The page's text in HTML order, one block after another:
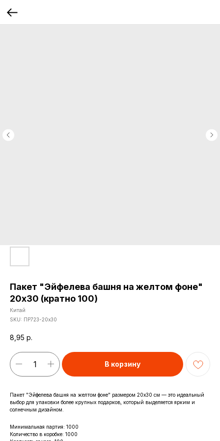
Пакет "Эйфелева башня на желтом фоне"
20х30 (кратно 100)
Китай
SKU: ПР723-20х30
8,95 р.
В корзину
Пакет "Эйфелева башня на желтом фоне" размером 20х30 см — это идеальный
выбор для упаковки более крупных подарков, который выделяется ярким и
солнечным дизайном.
Минимальная партия: 1000
Количество в коробке: 1000